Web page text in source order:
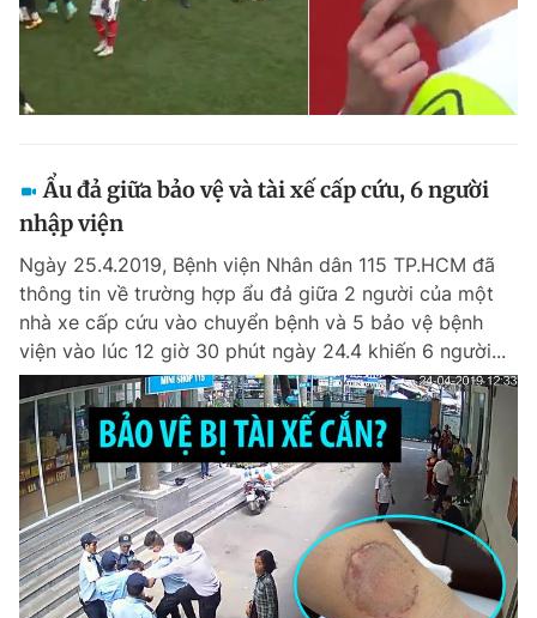
Ẩu đả giữa bảo vệ và tài xế cấp cứu, 6 người
nhập viện
Ngày 25.4.2019, Bệnh viện Nhân dân 115 TP.HCM đã
thông tin về trường hợp ẩu đả giữa 2 người của một
nhà xe cấp cứu vào chuyển bệnh và 5 bảo vệ bệnh
viện vào lúc 12 giờ 30 phút ngày 24.4 khiến 6 người...